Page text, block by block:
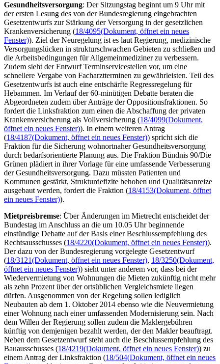
Gesundheitsversorgung: Der Sitzungstag beginnt um 9 Uhr mit
der ersten Lesung des von der Bundesregierung eingebrachten
Gesetzentwurfs zur Stärkung der Versorgung in der gesetzlichen
Krankenversicherung (18/4095(Dokument, öffnet ein neues
Fenster)). Ziel der Neuregelung ist es laut Regierung, medizinische
Versorgungslücken in strukturschwachen Gebieten zu schließen und
die Arbeitsbedingungen für Allgemeinmediziner zu verbessern.
Zudem sieht der Entwurf Terminservicestellen vor, um eine
schnellere Vergabe von Facharztterminen zu gewährleisten. Teil des
Gesetzentwurfs ist auch eine entschärfte Regressregelung für
Hebammen. Im Verlauf der 60-minütigen Debatte beraten die
Abgeordneten zudem über Anträge der Oppositionsfraktionen. So
fordert die Linksfraktion zum einen die Abschaffung der privaten
Krankenversicherung als Vollversicherung (18/4099(Dokument,
öffnet ein neues Fenster)). In einem weiteren Antrag
(18/4187(Dokument, öffnet ein neues Fenster)) spricht sich die
Fraktion für die Sicherung wohnortnaher Gesundheitsversorgung
durch bedarfsorientierte Planung aus. Die Fraktion Bündnis 90/Die
Grünen plädiert in ihrer Vorlage für eine umfassende Verbesserung
der Gesundheitsversorgung. Dazu müssten Patienten und
Kommunen gestärkt, Strukturdefizite behoben und Qualitätsanreize
ausgebaut werden, fordert die Fraktion (18/4153(Dokument, öffnet
ein neues Fenster)).
Mietpreisbremse: Über Änderungen im Mietrecht entscheidet der
Bundestag im Anschluss an die um 10.05 Uhr beginnende
einstündige Debatte auf der Basis einer Beschlussempfehlung des
Rechtsausschusses (18/4220(Dokument, öffnet ein neues Fenster)).
Der dazu von der Bundesregierung vorgelegte Gesetzentwurf
(18/3121(Dokument, öffnet ein neues Fenster), 18/3250(Dokument,
öffnet ein neues Fenster)) sieht unter anderem vor, dass bei der
Wiedervermietung von Wohnungen die Mieten zukünftig nicht mehr
als zehn Prozent über der ortsüblichen Vergleichsmiete liegen
dürfen. Ausgenommen von der Regelung sollen lediglich
Neubauten ab dem 1. Oktober 2014 ebenso wie die Neuvermietung
einer Wohnung nach einer umfassenden Modernisierung sein. Nach
dem Willen der Regierung sollen zudem die Maklergebühren
künftig von demjenigen bezahlt werden, der den Makler beauftragt.
Neben dem Gesetzentwurf steht auch die Beschlussempfehlung des
Bauausschusses (18/4219(Dokument, öffnet ein neues Fenster)) zu
einem Antrag der Linksfraktion (18/504(Dokument, öffnet ein neues